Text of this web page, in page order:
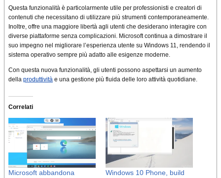
Questa funzionalità è particolarmente utile per professionisti e creatori di
contenuti che necessitano di utilizzare più strumenti contemporaneamente.
Inoltre, offre una maggiore libertà agli utenti che desiderano interagire con
diverse piattaforme senza complicazioni. Microsoft continua a dimostrare il
suo impegno nel migliorare l’esperienza utente su Windows 11, rendendo il
sistema operativo sempre più adatto alle esigenze moderne.
Con questa nuova funzionalità, gli utenti possono aspettarsi un aumento
della produttività e una gestione più fluida delle loro attività quotidiane.
Correlati
Microsoft abbandona
Windows 10 Phone, build